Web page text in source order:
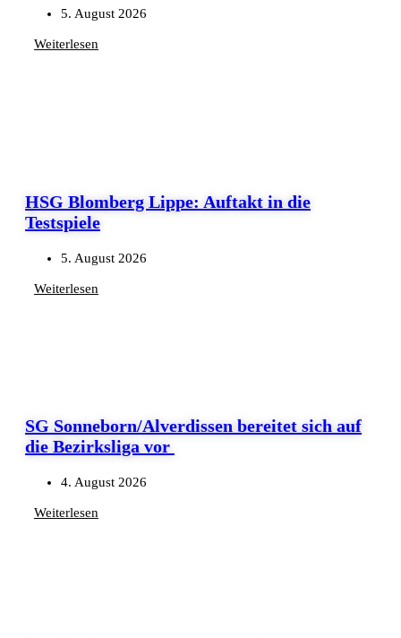
5. August 2026
Weiterlesen
HSG Blomberg Lippe: Auftakt in die
Testspiele
5. August 2026
Weiterlesen
SG Sonneborn/Alverdissen bereitet sich auf
die Bezirksliga vor
4. August 2026
Weiterlesen